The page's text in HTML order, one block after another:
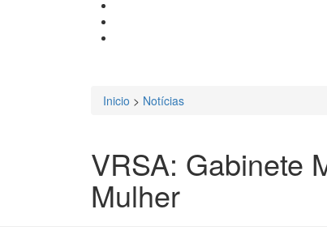
Está aqui
Inicio > Notícias
VRSA: Gabinete
Mulher